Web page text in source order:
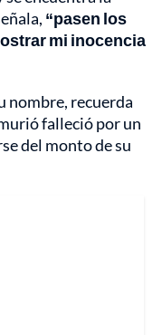
“pasen los
mi inocencia
nombre, recuerda
falleció por un
del monto de su